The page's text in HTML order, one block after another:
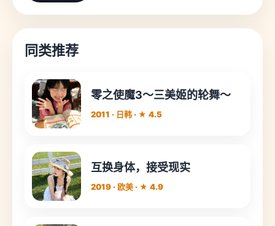
同类推荐
零之使魔3～三美姬的轮舞～
2011 · 日韩 · ★ 4.5
互换身体，接受现实
2019 · 欧美 · ★ 4.9